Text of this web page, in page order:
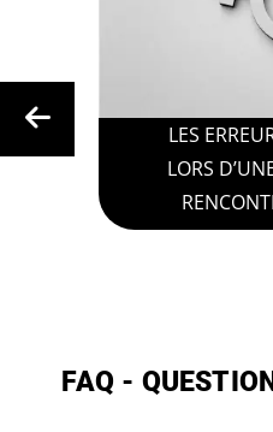
LES
LORS
FAQ -